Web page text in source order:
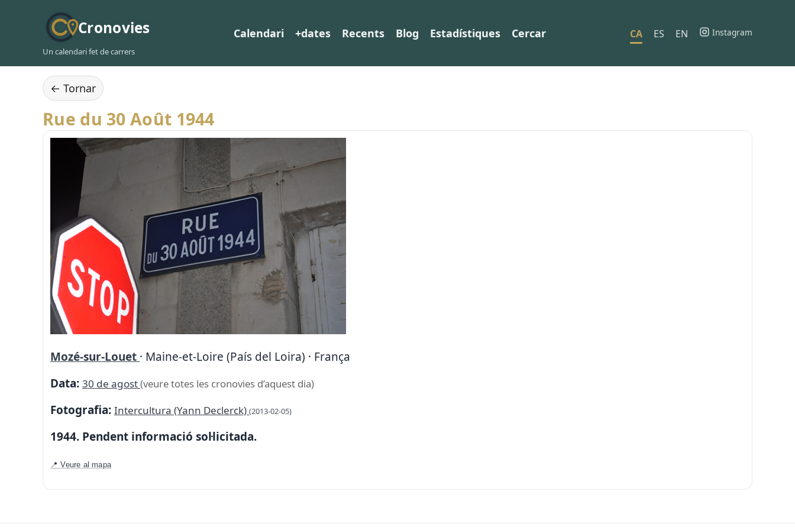
Cronovies
Un calendari fet de carrers
Calendari +dates Recents Blog Estadístiques Cercar CA ES EN Instagram
← Tornar
Rue du 30 Août 1944
Mozé-sur-Louet · Maine-et-Loire (País del Loira) · França
Data: 30 de agost(veure totes les cronovies d’aquest dia)
Fotografia: Intercultura (Yann Declerck) (2013-02-05)
1944. Pendent informació sol·licitada.
📍 Veure al mapa